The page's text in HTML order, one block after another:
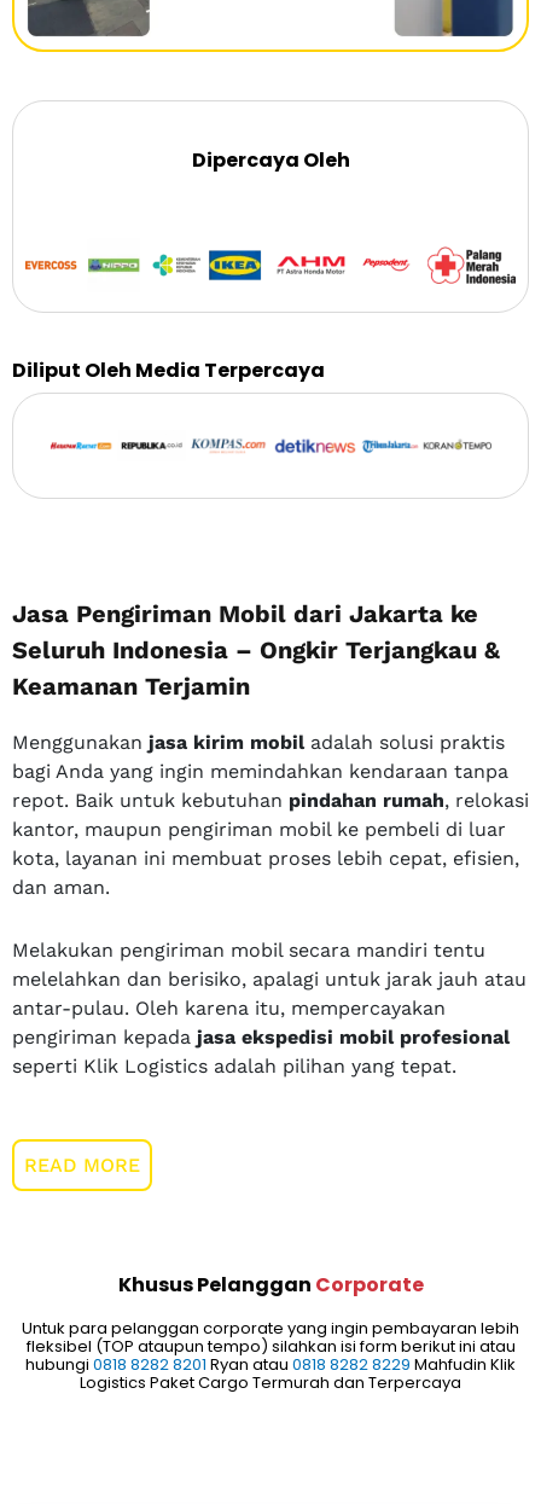
Dipercaya Oleh
Diliput Oleh Media Terpercaya
Jasa Pengiriman Mobil dari Jakarta ke
Seluruh Indonesia – Ongkir Terjangkau &
Keamanan Terjamin
Menggunakan jasa kirim mobiladalah solusi praktis
bagi Anda yang ingin memindahkan kendaraan tanpa
repot. Baik untuk kebutuhan pindahan rumah, relokasi
kantor, maupun pengiriman mobil ke pembeli di luar
kota, layanan ini membuat proses lebih cepat, efisien,
dan aman.
Melakukan pengiriman mobil secara mandiri tentu
melelahkan dan berisiko, apalagi untuk jarak jauh atau
antar-pulau. Oleh karena itu, mempercayakan
pengiriman kepada jasa ekspedisi mobil profesional
seperti Klik Logistics adalah pilihan yang tepat.
READ MORE
Khusus Pelanggan Corporate
Untuk para pelanggan corporate yang ingin pembayaran lebih
fleksibel (TOP ataupun tempo) silahkan isi form berikut ini atau
hubungi 0818 8282 8201 Ryan atau 0818 8282 8229 Mahfudin Klik
Logistics Paket Cargo Termurah dan Terpercaya